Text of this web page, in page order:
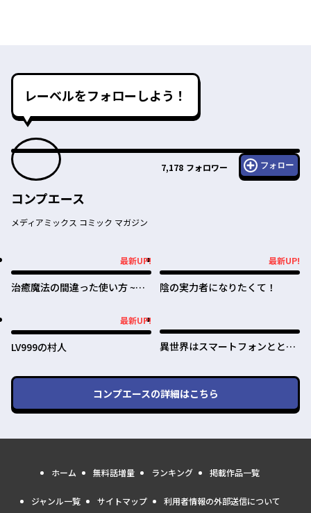
レーベルをフォローしよう！
7,178 フォロワー フォロー
コンプエース
メディアミックス コミック マガジン
最新UP!
治癒魔法の間違った使い方 ~戦
最新UP!
陰の実力者になりたくて！
最新UP!
LV999の村人
異世界はスマートフォンととも
コンプエースの詳細はこちら
ホーム 無料話増量 ランキング 掲載作品一覧
ジャンル一覧 サイトマップ 利用者情報の外部送信について